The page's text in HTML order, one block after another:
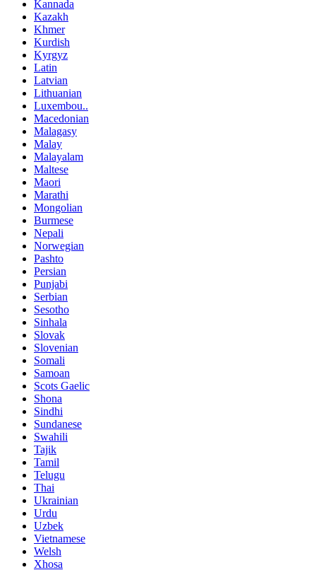
Kannada
Kazakh
Khmer
Kurdish
Kyrgyz
Latin
Latvian
Lithuanian
Luxembou..
Macedonian
Malagasy
Malay
Malayalam
Maltese
Maori
Marathi
Mongolian
Burmese
Nepali
Norwegian
Pashto
Persian
Punjabi
Serbian
Sesotho
Sinhala
Slovak
Slovenian
Somali
Samoan
Scots Gaelic
Shona
Sindhi
Sundanese
Swahili
Tajik
Tamil
Telugu
Thai
Ukrainian
Urdu
Uzbek
Vietnamese
Welsh
Xhosa